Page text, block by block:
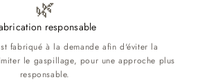
🌿
responsable
fabriqué à la demande afin d'éviter la
le gaspillage, pour une approche plus
responsable.